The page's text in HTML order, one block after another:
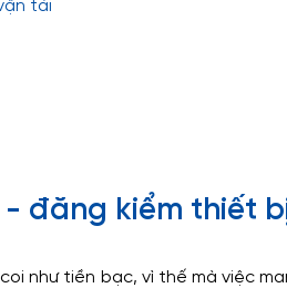
tải
- đăng kiểm thiết
như tiền bạc, vì thế mà việc